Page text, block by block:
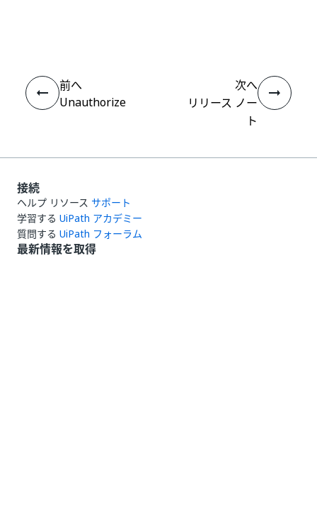
前へ
Unauthorize
次へ
リリース ノー
ト
接続
ヘルプ リソース サポート
学習する UiPath アカデミー
質問する UiPath フォーラム
最新情報を取得